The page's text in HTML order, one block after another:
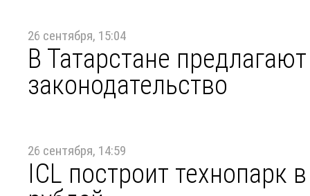
26 сентября, 15:04
В Татарстане
законодательство
26 сентября, 14:59
ICL построит технопарк